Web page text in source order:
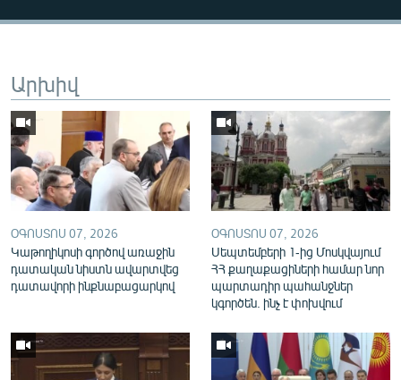
English
Русский
ՀԵՏԵՎԵՔ ՄԵԶ
«Ազատության» բոլոր կայքերը
Արխիվ
ՕԳՈՍՏՈՍ 07, 2026
Կաթողիկոսի գործով առաջին
դատական նիստն ավարտվեց
դատավորի ինքնաբացարկով
ՕԳՈՍՏՈՍ 07, 2026
Սեպտեմբերի 1-ից Մոսկվայում
ՀՀ քաղաքացիների համար նոր
պարտադիր պահանջներ
կգործեն. ինչ է փոխվում